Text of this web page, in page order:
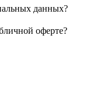
данных?
оферте?